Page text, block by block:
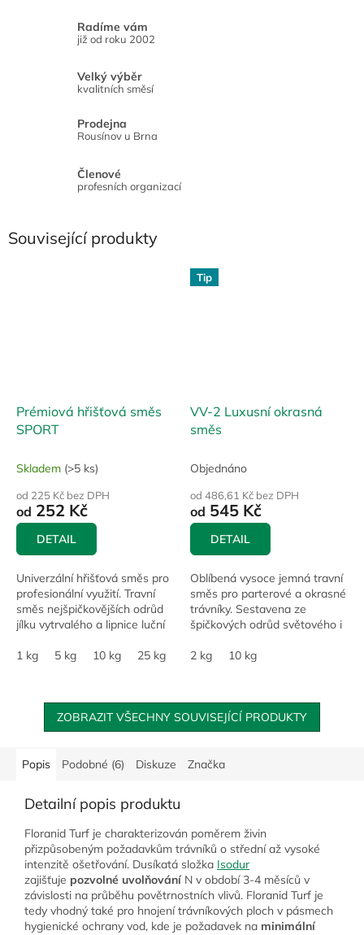
Radíme vám
již od roku 2002
Velký výběr
kvalitních směsí
Prodejna
Rousínov u Brna
Členové
profesních organizací
Související produkty
Prémiová hřišťová směs
SPORT
Skladem (>5 ks)
od 225 Kč bez DPH
od 252 Kč
DETAIL
Univerzální hřišťová směs pro
profesionální využití. Travní
směs nejšpičkovějších odrůd
jílku vytrvalého a lipnice luční
zatěžovaných sportovištích....
1 kg 5 kg 10 kg 25 kg
Tip
VV-2 Luxusní okrasná
směs
Objednáno
od 486,61 Kč bez DPH
od 545 Kč
DETAIL
Oblíbená vysoce jemná travní
směs pro parterové a okrasné
trávníky. Sestavena ze
špičkových odrůd světového i
Ideální pro robotické sekačky
2 kg 10 kg
ZOBRAZIT VŠECHNY SOUVISEJÍCÍ PRODUKTY
Popis Podobné (6) Diskuze Značka
Detailní popis produktu
Floranid Turf je charakterizován poměrem živin
přizpůsobeným požadavkům trávníků o střední až vysoké
intenzitě ošetřování. Dusíkatá složka Isodur
zajišťuje pozvolné uvolňování N v období 3-4 měsíců v
závislosti na průběhu povětrnostních vlivů. Floranid Turf je
tedy vhodný také pro hnojení trávníkových ploch v pásmech
hygienické ochrany vod, kde je požadavek na minimální